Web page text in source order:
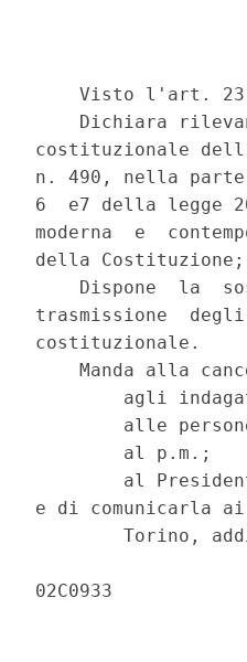
Visto l'art.
Dichiara
costituzionale
n. 490, nella
6  e7 della legge
moderna  e
della Costituzione;
Dispone  la
trasmissione
costituzionale.
Manda alla
agli
alle
        al p.m.;
al
e di comunicarla
Torino,